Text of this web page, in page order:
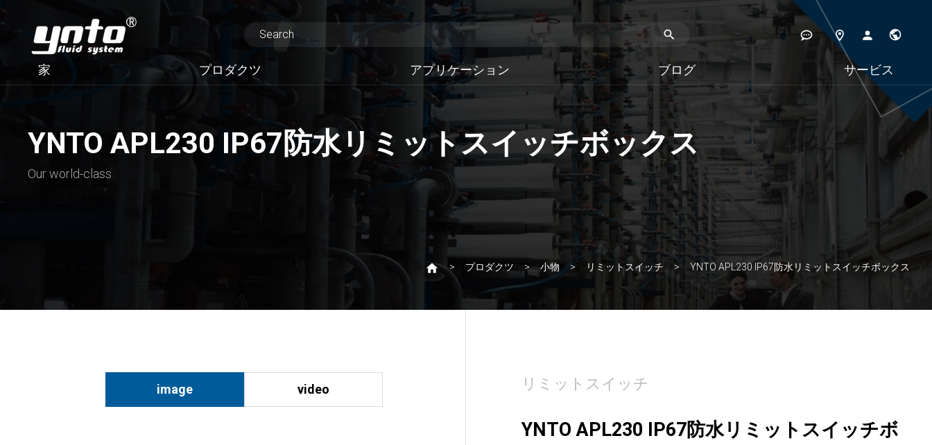
家 プロダクツ アプリケーション ブログ サービス
YNTO APL230 IP67防水リミットスイッチボックス
Our world-class
プロダクツ 小物 リミットスイッチ YNTO APL230 IP67防水リミットスイッチボックス
image video リミットスイッチ
YNTO APL230 IP67防水リミットスイッチボ